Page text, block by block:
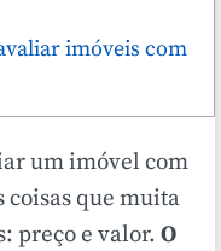
imóveis com
um imóvel com
coisas que muita
preço e valor. O